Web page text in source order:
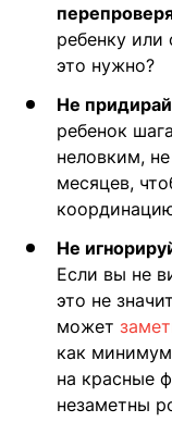
ребенку или
это нужно?
Не
ребенок
неловким,
месяцев,
Не
Если вы не
это не
может
как
на красные
незаметны